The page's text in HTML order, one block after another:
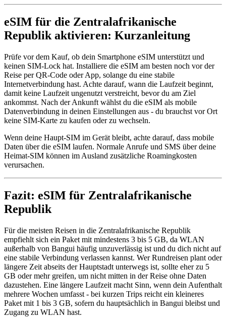
eSIM für die Zentralafrikanische
Republik aktivieren: Kurzanleitung
Prüfe vor dem Kauf, ob dein Smartphone eSIM unterstützt und
keinen SIM-Lock hat. Installiere die eSIM am besten noch vor der
Reise per QR-Code oder App, solange du eine stabile
Internetverbindung hast. Achte darauf, wann die Laufzeit beginnt,
damit keine Laufzeit ungenutzt verstreicht, bevor du am Ziel
ankommst. Nach der Ankunft wählst du die eSIM als mobile
Datenverbindung in deinen Einstellungen aus - du brauchst vor Ort
keine SIM-Karte zu kaufen oder zu wechseln.
Wenn deine Haupt-SIM im Gerät bleibt, achte darauf, dass mobile
Daten über die eSIM laufen. Normale Anrufe und SMS über deine
Heimat-SIM können im Ausland zusätzliche Roamingkosten
verursachen.
Fazit: eSIM für Zentralafrikanische
Republik
Für die meisten Reisen in die Zentralafrikanische Republik
empfiehlt sich ein Paket mit mindestens 3 bis 5 GB, da WLAN
außerhalb von Bangui häufig unzuverlässig ist und du dich nicht auf
eine stabile Verbindung verlassen kannst. Wer Rundreisen plant oder
längere Zeit abseits der Hauptstadt unterwegs ist, sollte eher zu 5
GB oder mehr greifen, um nicht mitten in der Reise ohne Daten
dazustehen. Eine längere Laufzeit macht Sinn, wenn dein Aufenthalt
mehrere Wochen umfasst - bei kurzen Trips reicht ein kleineres
Paket mit 1 bis 3 GB, sofern du hauptsächlich in Bangui bleibst und
Zugang zu WLAN hast.